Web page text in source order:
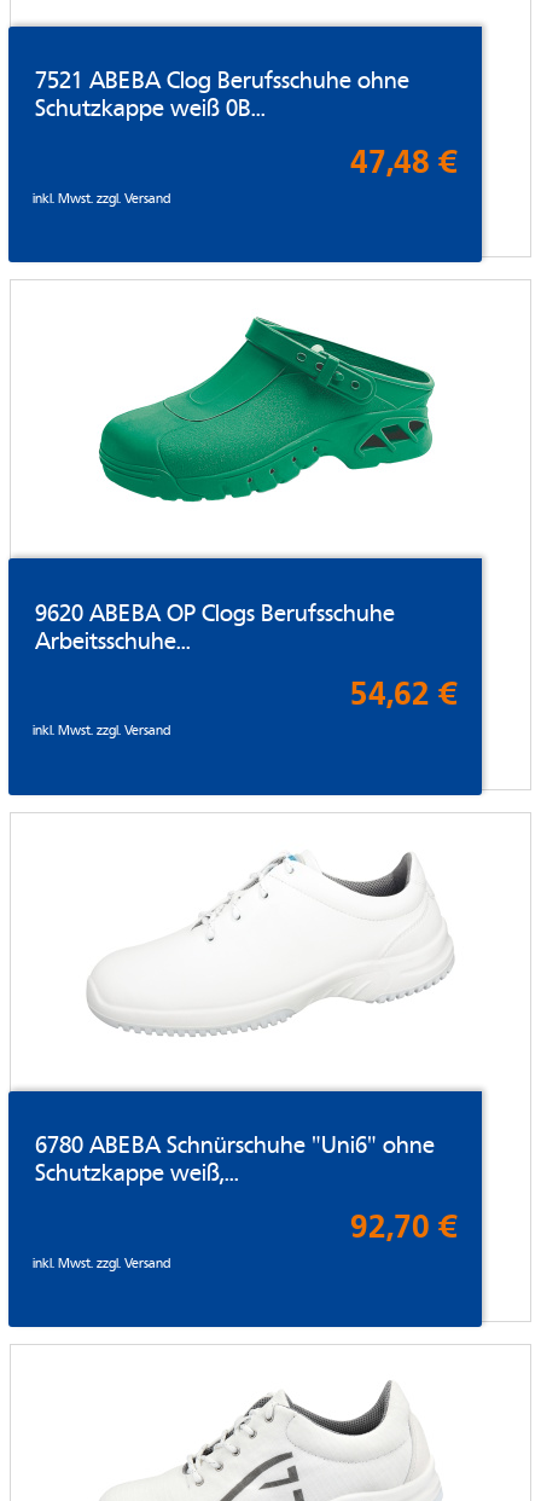
7521 ABEBA Clog Berufsschuhe ohne
Schutzkappe weiß 0B...
47,48 €
inkl. Mwst. zzgl.Versand
9620 ABEBA OP Clogs Berufsschuhe
Arbeitsschuhe...
54,62 €
inkl. Mwst. zzgl.Versand
6780 ABEBA Schnürschuhe "Uni6" ohne
Schutzkappe weiß,...
92,70 €
inkl. Mwst. zzgl.Versand